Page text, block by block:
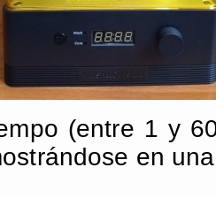
(entre 1 y
en